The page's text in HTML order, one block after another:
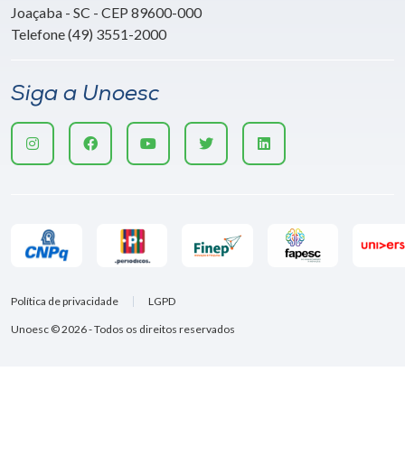
Joaçaba - SC - CEP 89600-000
Telefone (49) 3551-2000
Siga a Unoesc
Unoesc © 2026 - Todos os direitos reservados
Política de privacidade LGPD